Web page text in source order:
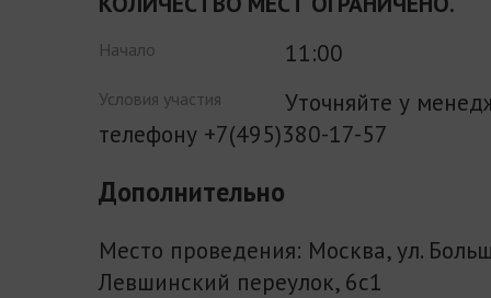
Начало 11:00
Условия участия
Уточняйте у
телефону +7(495)380-17-57
Дополнительно
Место проведения: Москва, ул.
Левшинский переулок, 6с1